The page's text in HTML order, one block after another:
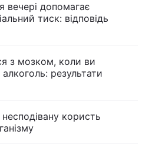
вечері допомагає
тиск: відповідь
з мозком, коли ви
результати
користь